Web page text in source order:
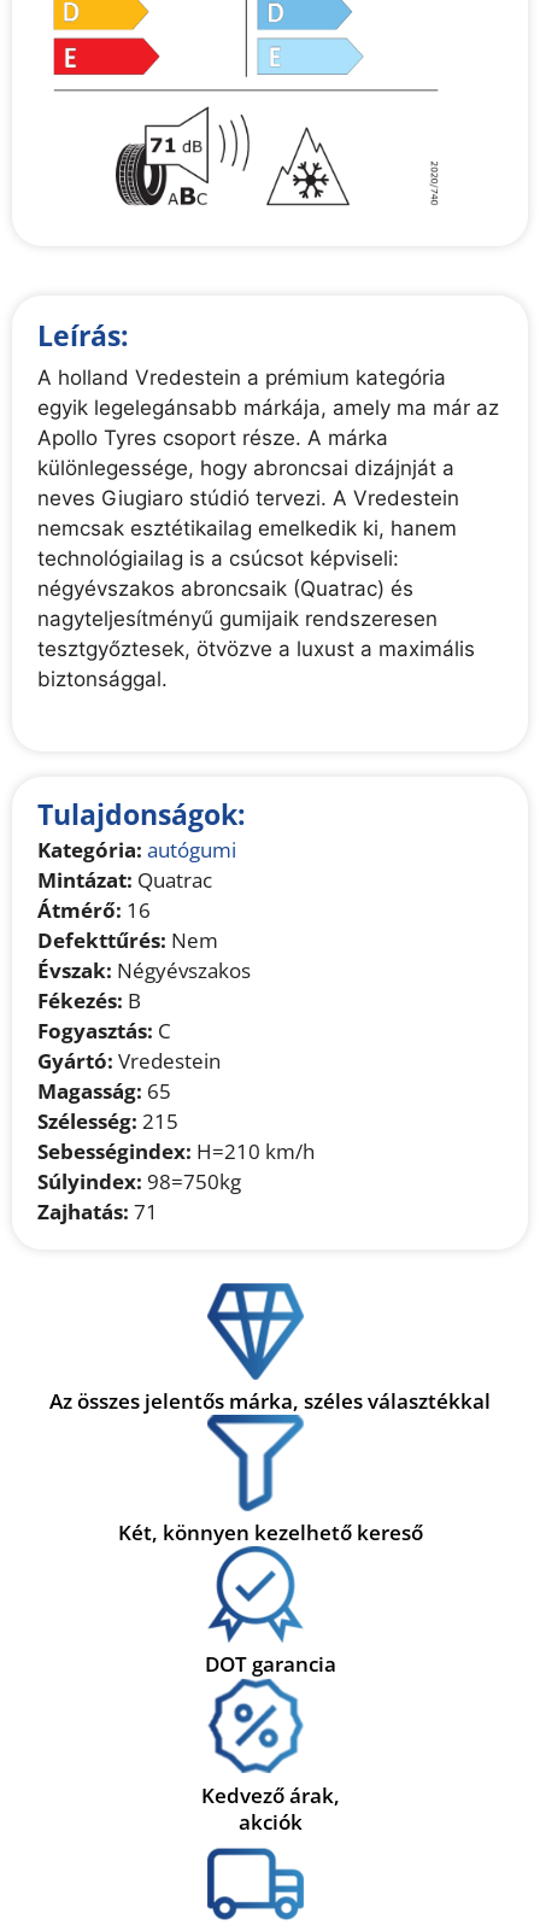
Leírás:
A holland Vredestein a prémium kategória
egyik legelegánsabb márkája, amely ma már az
Apollo Tyres csoport része. A márka
különlegessége, hogy abroncsai dizájnját a
neves Giugiaro stúdió tervezi. A Vredestein
nemcsak esztétikailag emelkedik ki, hanem
technológiailag is a csúcsot képviseli:
négyévszakos abroncsaik (Quatrac) és
nagyteljesítményű gumijaik rendszeresen
tesztgyőztesek, ötvözve a luxust a maximális
biztonsággal.
Tulajdonságok:
Kategória: autógumi
Mintázat: Quatrac
Átmérő: 16
Defekttűrés: Nem
Évszak: Négyévszakos
Fékezés: B
Fogyasztás: C
Gyártó: Vredestein
Magasság: 65
Szélesség: 215
Sebességindex: H=210 km/h
Súlyindex: 98=750kg
Zajhatás: 71
Az összes jelentős márka, széles választékkal
Két, könnyen kezelhető kereső
DOT garancia
Kedvező árak,
akciók